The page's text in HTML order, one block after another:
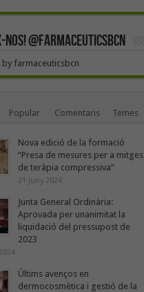
NOS! @farmaceuticsbcn
by farmaceuticsbcn
Popular Comentaris Temes
Nova edició de la formació
“Presa de mesures per a mitges
de teràpia compressiva”
21 juny 2024
Junta General Ordinària:
Aprovada per unanimitat la
liquidació del pressupost de
2023
Últims avenços en
dermocosmètica i gestió de la